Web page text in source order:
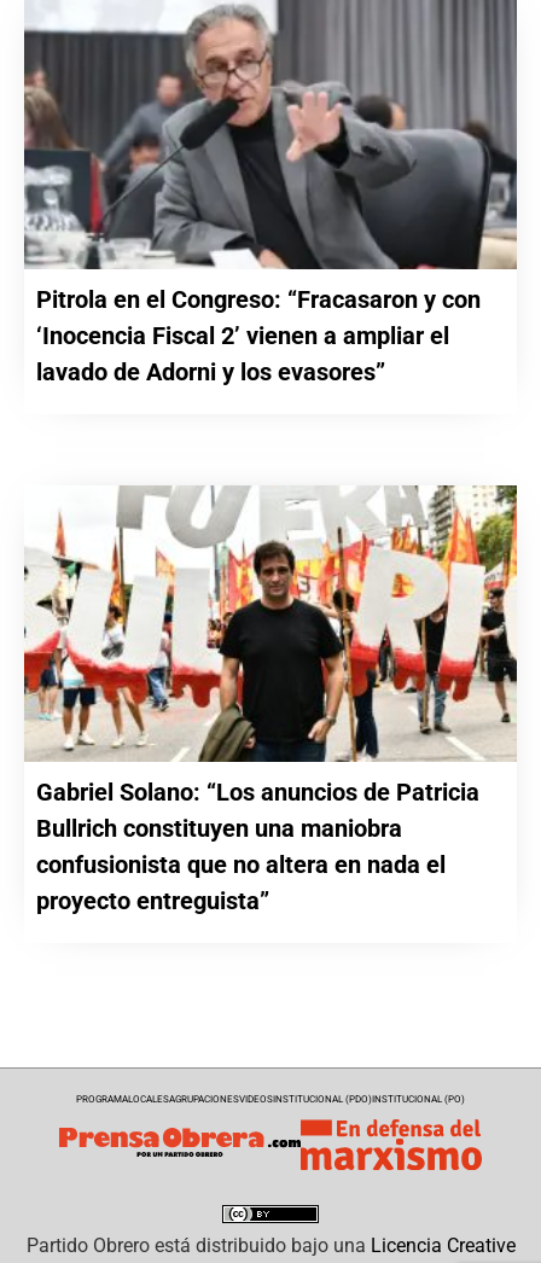
Pitrola en el Congreso: “Fracasaron y con
‘Inocencia Fiscal 2’ vienen a ampliar el
lavado de Adorni y los evasores”
Gabriel Solano: “Los anuncios de Patricia
Bullrich constituyen una maniobra
confusionista que no altera en nada el
proyecto entreguista”
PROGRAMALOCALESAGRUPACIONESVIDEOSINSTITUCIONAL (PDO)INSTITUCIONAL (PO)
Partido Obreroestá distribuido bajo una Licencia Creative